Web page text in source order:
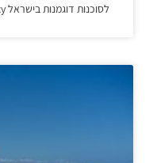
לסוכנות דוגמנות בישראל Image Models Agency